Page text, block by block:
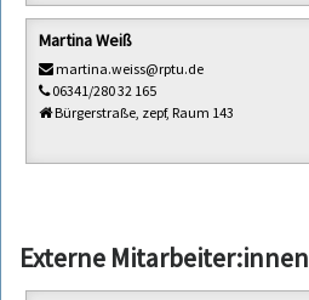
Martina Weiß
martina.weiss@rptu.de
06341/280 32 165
Bürgerstraße, zepf, Raum 143
Externe Mitarbeiter:innen